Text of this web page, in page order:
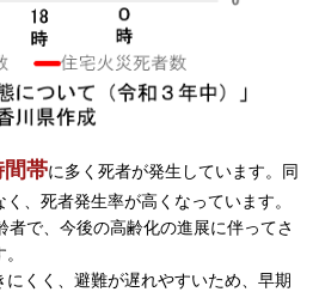
間帯に多く死者が発生しています。同
、死者発生率が高くなっています。
で、今後の高齢化の進展に伴ってさ
くく、避難が遅れやすいため、早期